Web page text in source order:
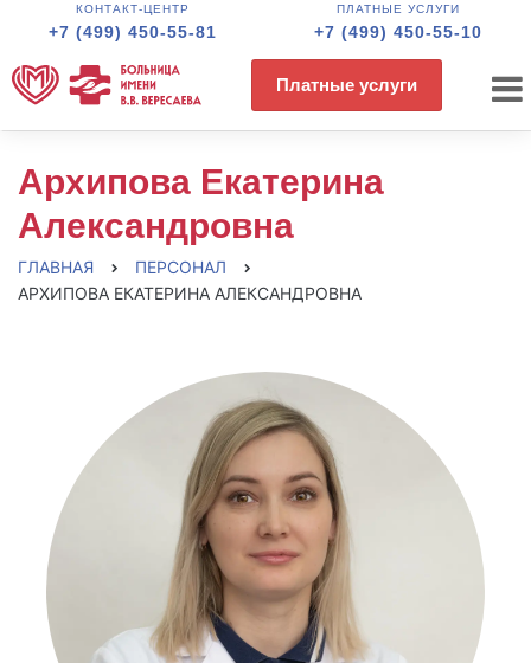
КОНТАКТ-ЦЕНТР
+7 (499) 450-55-81
ПЛАТНЫЕ УСЛУГИ
+7 (499) 450-55-10
Платные услуги
Архипова Екатерина
Александровна
ГЛАВНАЯ
ПЕРСОНАЛ
АРХИПОВА ЕКАТЕРИНА АЛЕКСАНДРОВНА